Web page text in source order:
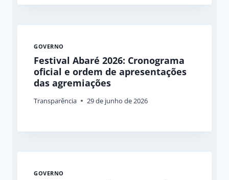
GOVERNO
Festival Abaré 2026: Cronograma
oficial e ordem de apresentações
das agremiações
Transparência 29 de junho de 2026
GOVERNO